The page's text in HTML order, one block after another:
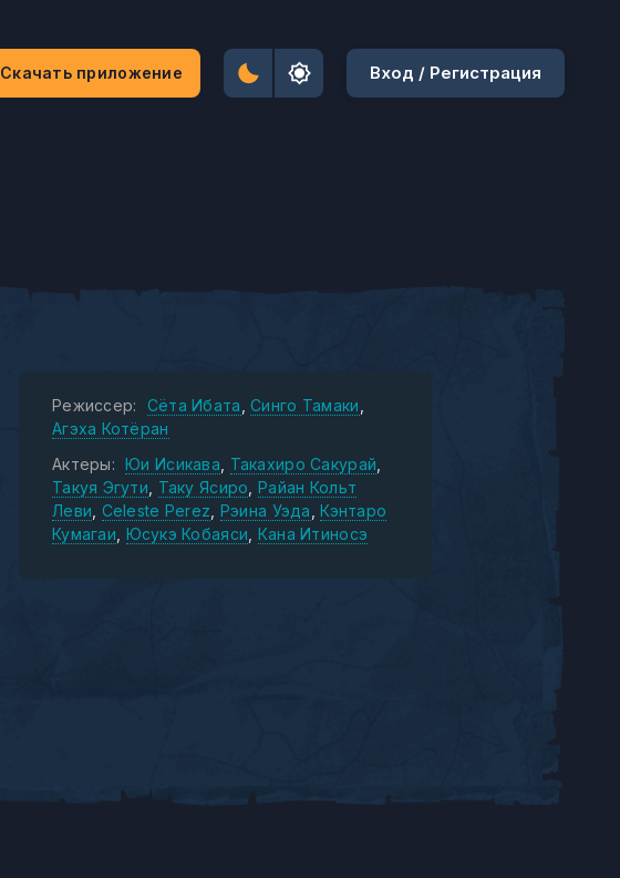
Скачать приложение Вход / Регистрация
Режиссер: Сёта Ибата Синго Тамаки
Агэха Котёран
Актеры:
Юи Исикава
Такахиро Сакурай
Такуя Эгути
Таку Ясиро Райан Кольт
Леви Celeste Perez Рэина Уэда
Кэнтаро
Кумагаи Юсукэ Кобаяси Кана Итиносэ